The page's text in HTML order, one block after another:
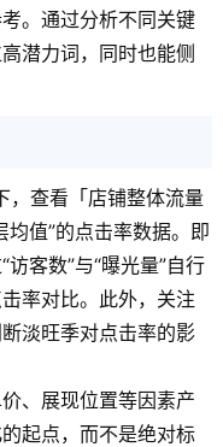
。通过分析不同关键
潜力词，同时也能侧
，查看「店铺整体流量
值”的点击率数据。即
客数”与“曝光量”自行
率对比。此外，关注
淡旺季对点击率的影
、展现位置等因素产
起点，而不是绝对标